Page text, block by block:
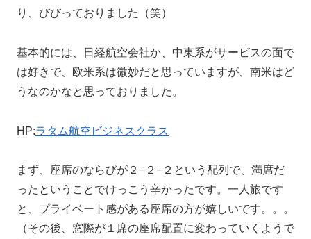
り、びびっておりました（笑）
基本的には、日経航空会社か、中東系がサービスの面で
は好きで、欧米系は微妙だと思っていますが、南米はど
うなのかなと思っておりました。
HP:ラタム航空ビジネスクラス
まず、座席のならびが２−２−２という配列で、満席だ
ったということでけっこう辛かったです。一人旅です
と、プライベート感がある座席の方が嬉しいです。。。
（その後、窓際が１席の座席配置に変わっていくようで